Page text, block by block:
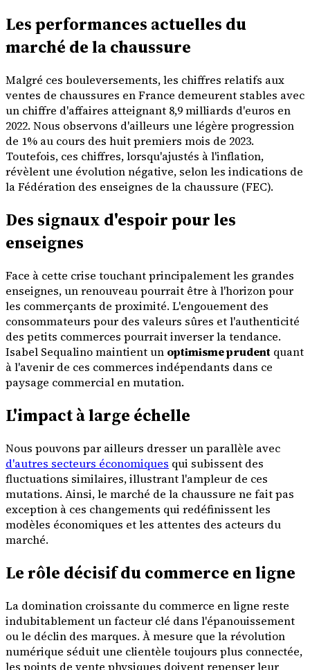
Les performances actuelles du
marché de la chaussure
Malgré ces bouleversements, les chiffres relatifs aux
ventes de chaussures en France demeurent stables avec
un chiffre d'affaires atteignant 8,9 milliards d'euros en
2022. Nous observons d'ailleurs une légère progression
de 1% au cours des huit premiers mois de 2023.
Toutefois, ces chiffres, lorsqu'ajustés à l'inflation,
révèlent une évolution négative, selon les indications de
la Fédération des enseignes de la chaussure (FEC).
Des signaux d'espoir pour les
enseignes
Face à cette crise touchant principalement les grandes
enseignes, un renouveau pourrait être à l'horizon pour
les commerçants de proximité. L'engouement des
consommateurs pour des valeurs sûres et l'authenticité
des petits commerces pourrait inverser la tendance.
Isabel Sequalino maintient un optimisme prudent quant
à l'avenir de ces commerces indépendants dans ce
paysage commercial en mutation.
L'impact à large échelle
Nous pouvons par ailleurs dresser un parallèle avec
d'autres secteurs économiques qui subissent des
fluctuations similaires, illustrant l'ampleur de ces
mutations. Ainsi, le marché de la chaussure ne fait pas
exception à ces changements qui redéfinissent les
modèles économiques et les attentes des acteurs du
marché.
Le rôle décisif du commerce en ligne
La domination croissante du commerce en ligne reste
indubitablement un facteur clé dans l'épanouissement
ou le déclin des marques. À mesure que la révolution
numérique séduit une clientèle toujours plus connectée,
les points de vente physiques doivent repenser leur